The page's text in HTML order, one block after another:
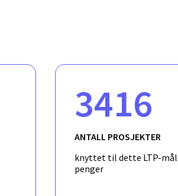
3416
ANTALL PROSJEKTER
knyttet til dette LTP-
penger